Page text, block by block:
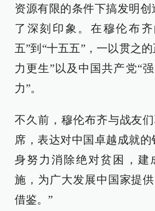
资源有限的条件下搞发明
了深刻印象。在穆伦布
五”到“十五五”，一以贯之
力更生”以及中国共产党“
力”。
不久前，穆伦布齐与战友
席，表达对中国卓越成就的
身努力消除绝对贫困，建
施，为广大发展中国家提
借鉴。”